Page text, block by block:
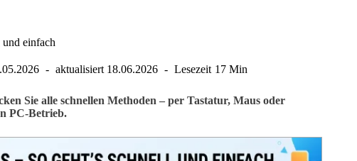
und einfach
aktualisiert 18.06.2026 Lesezeit 17 Min
Sie alle schnellen Methoden – per Tastatur, Maus oder
PC-Betrieb.